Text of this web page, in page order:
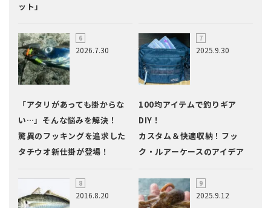
ット」
2026.7.30
「アタリがあっても掛からな
い…」そんな悩みを解決！
驚異のフッキングを追求した
タチウオ新仕掛が登場！
2025.9.30
100均アイテムで釣りギア
DIY！
カスタム＆快適収納！フッ
ク・ルアーケースのアイデア
2016.8.20 2025.9.12